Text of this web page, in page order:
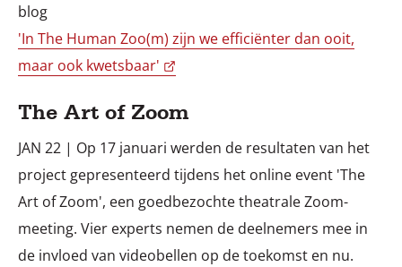
'In The Human Zoo(m) zijn we efficiënter dan ooit,
maar ook kwetsbaar'
The Art of Zoom
JAN 22 | Op 17 januari werden de resultaten van het
project gepresenteerd tijdens het online event 'The
Art of Zoom', een goedbezochte theatrale Zoom-
meeting. Vier experts nemen de deelnemers mee in
de invloed van videobellen op de toekomst en nu.